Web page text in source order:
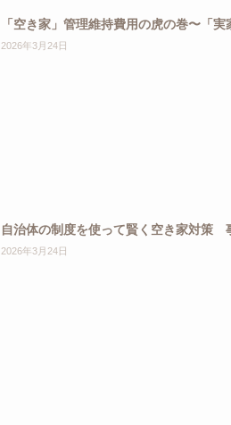
「空き家」管理維持費用の虎の巻〜「
2026年3月24日
自治体の制度を使って賢く空き家対策
2026年3月24日